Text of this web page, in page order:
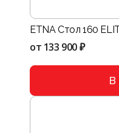
ETNA Стол 160
от 133 900 ₽
В